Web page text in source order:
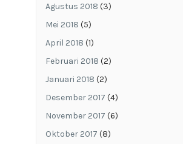
Agustus 2018 (3)
Mei 2018 (5)
April 2018 (1)
Februari 2018 (2)
Januari 2018 (2)
Desember 2017 (4)
November 2017 (6)
Oktober 2017 (8)